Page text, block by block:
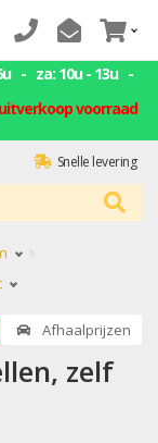
- za: 10u - 13u -
voorraad
Snelle levering
Montage service
Afhaalprijzen
zelf